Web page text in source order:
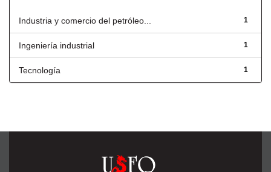
1
Industria y comercio del petróleo...
1
Ingeniería industrial
1
Tecnología